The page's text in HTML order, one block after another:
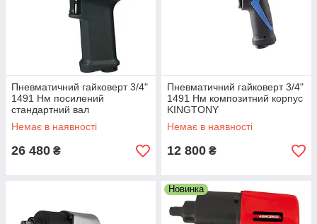
Пневматичний гайковерт 3/4"
1491 Нм посилений
стандартний вал
Немає в наявності
26 480 ₴
Пневматичний гайковерт 3/4"
1491 Нм композитний корпус
KINGTONY
Немає в наявності
12 800 ₴
Новинка